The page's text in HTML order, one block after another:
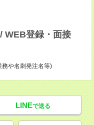
WEB登録・面接
や名刺発注名等)
LINEで送る